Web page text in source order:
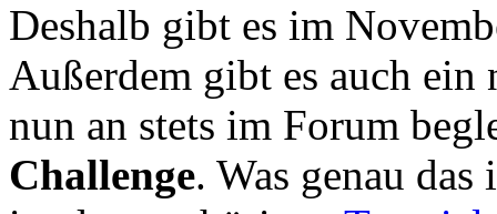
Deshalb gibt es im
Außerdem gibt es auch ein
nun an stets im Forum
Challenge. Was genau